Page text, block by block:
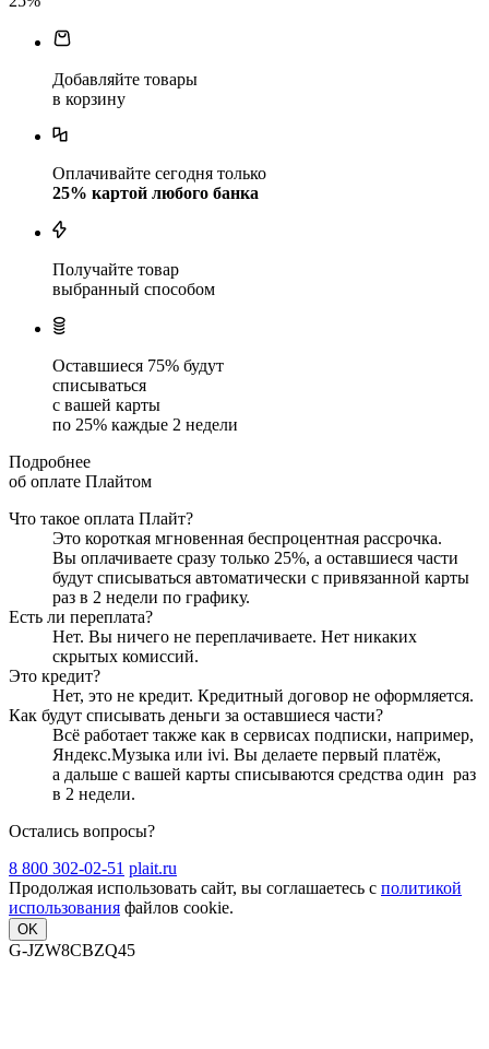
Добавляйте товары
в корзину
Оплачивайте сегодня только
25% картой любого банка
Получайте товар
выбранный способом
Оставшиеся 75% будут
списываться
с вашей карты
по 25% каждые 2 недели
Подробнее
об оплате Плайтом
Что такое оплата Плайт?
Это короткая мгновенная беспроцентная рассрочка.
Вы оплачиваете сразу только 25%, а оставшиеся части
будут списываться автоматически с привязанной карты
раз в 2 недели по графику.
Есть ли переплата?
Нет. Вы ничего не переплачиваете. Нет никаких
скрытых комиссий.
Это кредит?
Нет, это не кредит. Кредитный договор не оформляется.
Как будут списывать деньги за оставшиеся части?
Всё работает также как в сервисах подписки, например,
Яндекс.Музыка или ivi. Вы делаете первый платёж,
а дальше с вашей карты списываются средства один раз
в 2 недели.
Остались вопросы?
8 800 302-02-51 plait.ru
Продолжая использовать сайт, вы соглашаетесь с политикой
использования файлов cookie.
OK
G-JZW8CBZQ45